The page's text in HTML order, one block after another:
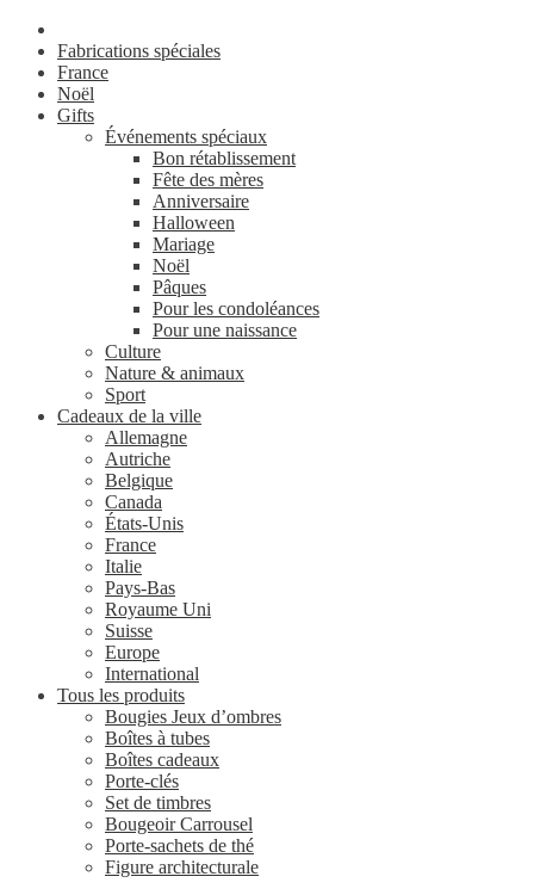
Fabrications spéciales
France
Noël
Gifts
Événements spéciaux
Bon rétablissement
Fête des mères
Anniversaire
Halloween
Mariage
Noël
Pâques
Pour les condoléances
Pour une naissance
Culture
Nature & animaux
Sport
Cadeaux de la ville
Allemagne
Autriche
Belgique
Canada
États-Unis
France
Italie
Pays-Bas
Royaume Uni
Suisse
Europe
International
Tous les produits
Bougies Jeux d’ombres
Boîtes à tubes
Boîtes cadeaux
Porte-clés
Set de timbres
Bougeoir Carrousel
Porte-sachets de thé
Figure architecturale